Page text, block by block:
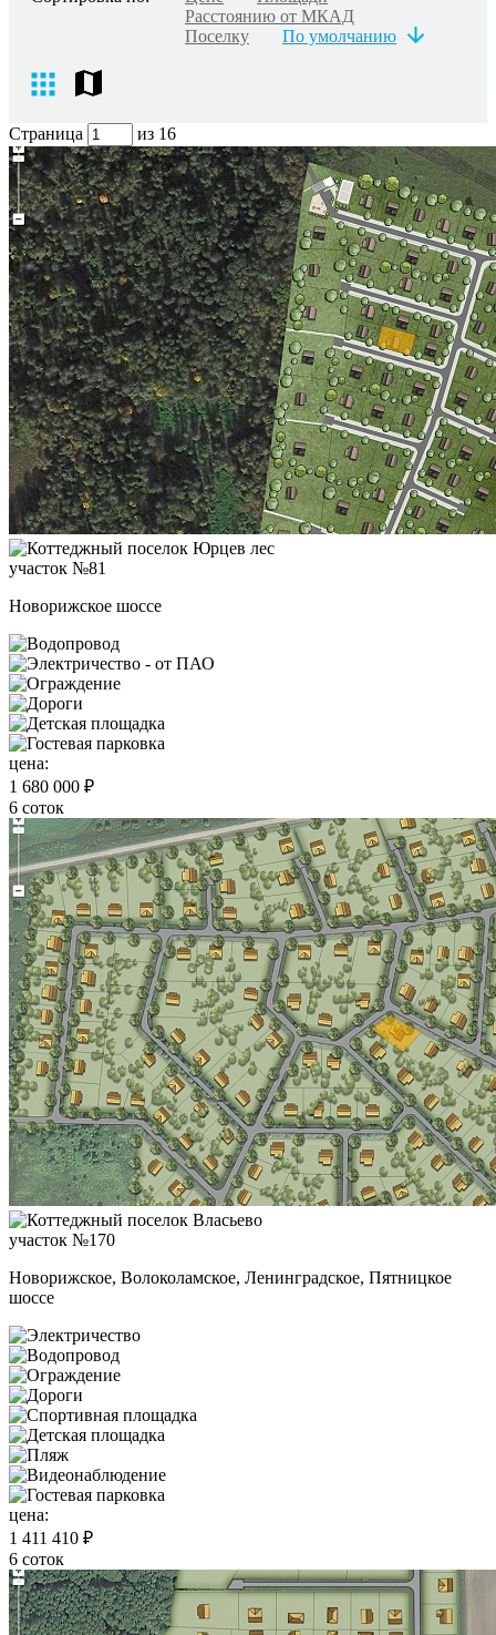
Расстоянию от МКАД
Поселку
По умолчанию
Страница из 16
участок №81
Новорижское шоссе
цена:
1 680 000 ₽
6 соток
участок №170
Новорижское, Волоколамское, Ленинградское, Пятницкое
шоссе
цена:
1 411 410 ₽
6 соток